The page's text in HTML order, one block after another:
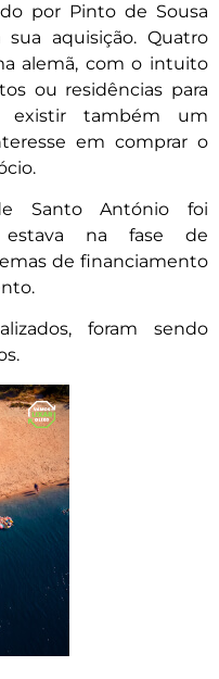
por Pinto de Sousa
aquisição. Quatro
alemã, com o intuito
ou residências para
existir também um
em comprar o
Santo António foi
estava na fase de
de financiamento
foram sendo